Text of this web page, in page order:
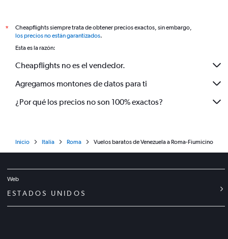
*
Cheapflights siempre trata de obtener precios exactos, sin embargo,
los precios no están garantizados.
Esta es la razón:
Cheapflights no es el vendedor.
Agregamos montones de datos para ti
¿Por qué los precios no son 100% exactos?
Inicio Italia Roma Vuelos baratos de Venezuela a Roma-Fiumicino
Web
ESTADOS UNIDOS